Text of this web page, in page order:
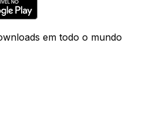
em todo o mundo